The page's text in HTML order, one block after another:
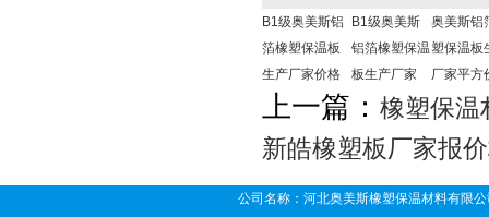
B1级奥美斯铝
箔橡塑保温板
生产厂家价格
B1级奥美斯
铝箔橡塑保温
板生产厂家
奥美斯铝
塑保温板
厂家平方
上一篇： 橡塑保温
新皓橡塑板厂家报
公司名称：河北奥美斯橡塑保温材料有